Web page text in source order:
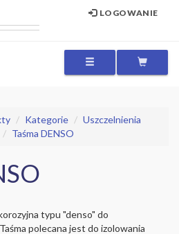
LOGOWANIE
MENU
Kategorie
Uszczelnienia
Taśma DENSO
typu "denso" do
polecana jest do izolowania